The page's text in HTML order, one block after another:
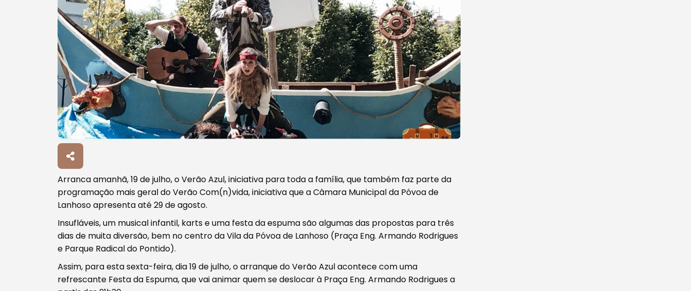
Procurar
Arranca amanhã, 19 de julho, o Verão Azul, iniciativa para toda a família, que também faz parte da
programação mais geral do Verão Com(n)vida, iniciativa que a Câmara Municipal da Póvoa de
Lanhoso apresenta até 29 de agosto.
Insufláveis, um musical infantil, karts e uma festa da espuma são algumas das propostas para três
dias de muita diversão, bem no centro da Vila da Póvoa de Lanhoso (Praça Eng. Armando Rodrigues
e Parque Radical do Pontido).
Assim, para esta sexta-feira, dia 19 de julho, o arranque do Verão Azul acontece com uma
refrescante Festa da Espuma, que vai animar quem se deslocar à Praça Eng. Armando Rodrigues a